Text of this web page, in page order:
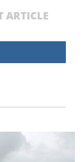
ARTICLE